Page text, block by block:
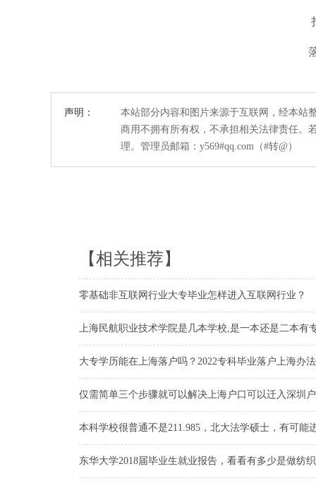
声明：
本站部分内容和图片来源于互联网，经本站
商用不拥有所有权，不承担相关法律责任。
理。管理员邮箱：y569#qq.com（#转@）
【相关推荐】
零基础非互联网行业大专毕业怎样进入互联网行业？
上海民航职业技术学院是几本学校,是一本还是二本有
大专学历能在上海落户吗？2022专科毕业落户上海办
仅需简单三个步骤就可以解决上海户口可以迁入深圳
本科学校很普通不是211.985，北大法学硕士，有可能
东华大学2018届毕业生就业报告，看看有多少是做纺